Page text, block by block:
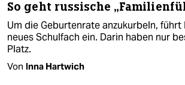
So geht russische
Um die Geburtenrate anzukurbeln, führt
neues Schulfach ein. Darin haben nur
Platz.
Von Inna Hartwich